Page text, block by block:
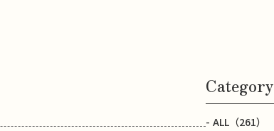
Category
ALL （261）